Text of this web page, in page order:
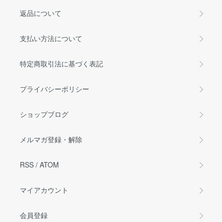
返品について
支払い方法について
特定商取引法に基づく表記
プライバシーポリシー
ショップブログ
メルマガ登録・解除
RSS / ATOM
マイアカウント
会員登録